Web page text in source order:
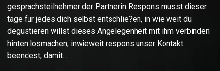
gesprachsteilnehmer der Partnerin Respons musst dieser
tage fur jedes dich selbst entschlie?en, in wie weit du
degustieren willst dieses Angelegenheit mit ihm verbinden
hinten losmachen, inwieweit respons unser Kontakt
beendest, damit...